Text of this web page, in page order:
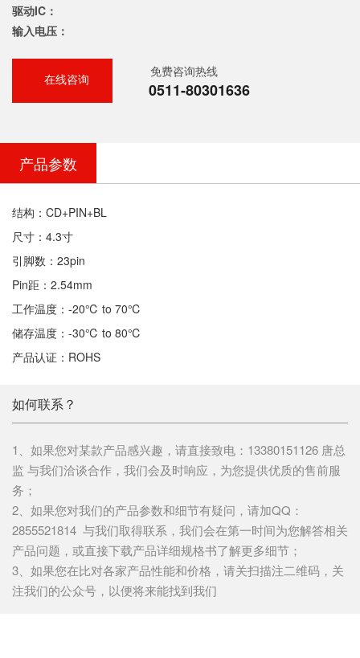
驱动IC：
输入电压：
在线咨询 免费咨询热线
0511-80301636
产品参数
结构：CD+PIN+BL
尺寸：4.3寸
引脚数：23pin
Pin距：2.54mm
工作温度：-20℃ to 70℃
储存温度：-30℃ to 80℃
产品认证：ROHS
如何联系？
1、如果您对某款产品感兴趣，请直接致电：13380151126 唐总
监 与我们洽谈合作，我们会及时响应，为您提供优质的售前服
务；
2、如果您对我们的产品参数和细节有疑问，请加QQ：
2855521814 与我们取得联系，我们会在第一时间为您解答相关
产品问题，或直接下载产品详细规格书了解更多细节；
3、如果您在比对各家产品性能和价格，请关扫描注二维码，关
注我们的公众号，以便将来能找到我们